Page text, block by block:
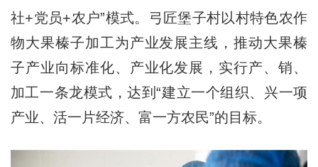
社+党员+农户”模式。弓匠堡子村以村特色农作
物大果榛子加工为产业发展主线，推动大果榛
子产业向标准化、产业化发展，实行产、销、
加工一条龙模式，达到“建立一个组织、兴一项
产业、活一片经济、富一方农民”的目标。